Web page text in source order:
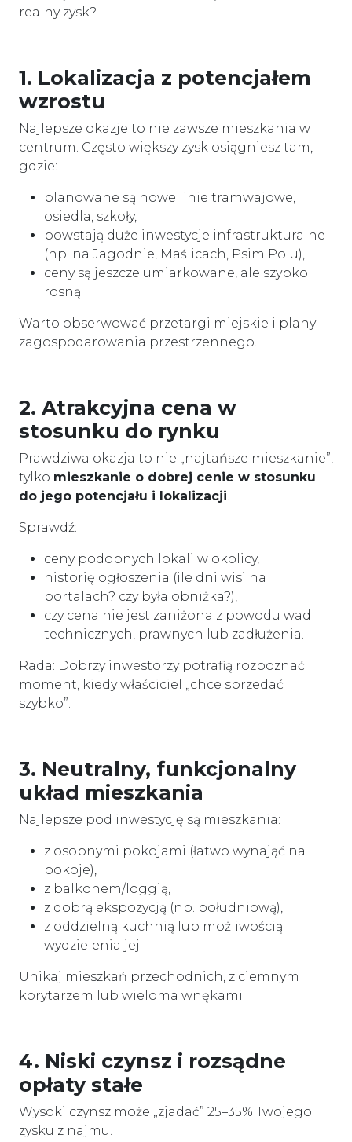
realny zysk?
1. Lokalizacja z potencjałem
wzrostu
Najlepsze okazje to nie zawsze mieszkania w
centrum. Często większy zysk osiągniesz tam,
gdzie:
planowane są nowe linie tramwajowe,
osiedla, szkoły,
powstają duże inwestycje infrastrukturalne
(np. na Jagodnie, Maślicach, Psim Polu),
ceny są jeszcze umiarkowane, ale szybko
rosną.
Warto obserwować przetargi miejskie i plany
zagospodarowania przestrzennego.
2. Atrakcyjna cena w
stosunku do rynku
Prawdziwa okazja to nie „najtańsze mieszkanie”,
tylko mieszkanie o dobrej cenie w stosunku
do jego potencjału i lokalizacji.
Sprawdź:
ceny podobnych lokali w okolicy,
historię ogłoszenia (ile dni wisi na
portalach? czy była obniżka?),
czy cena nie jest zaniżona z powodu wad
technicznych, prawnych lub zadłużenia.
Rada: Dobrzy inwestorzy potrafią rozpoznać
moment, kiedy właściciel „chce sprzedać
szybko”.
3. Neutralny, funkcjonalny
układ mieszkania
Najlepsze pod inwestycję są mieszkania:
z osobnymi pokojami (łatwo wynająć na
pokoje),
z balkonem/loggią,
z dobrą ekspozycją (np. południową),
z oddzielną kuchnią lub możliwością
wydzielenia jej.
Unikaj mieszkań przechodnich, z ciemnym
korytarzem lub wieloma wnękami.
4. Niski czynsz i rozsądne
opłaty stałe
Wysoki czynsz może „zjadać” 25–35% Twojego
zysku z najmu.